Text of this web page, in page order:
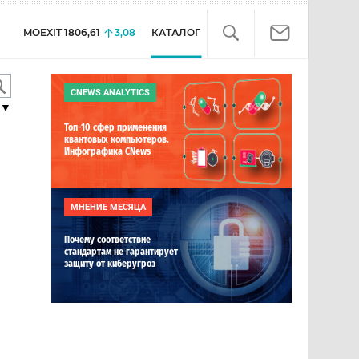
MOEXIT 1806,61 3,08 КАТАЛОГ
CNEWS ANALYTICS
Топ-10 сфер применения
квантовых компьютеров.
Инфографика CNews
МНЕНИЕ МЕСЯЦА
Почему соответствие
стандартам не гарантирует
защиту от киберугроз